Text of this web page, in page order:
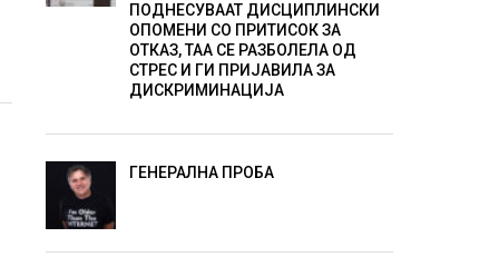
ПОДНЕСУВААТ ДИСЦИПЛИНСКИ
ОПОМЕНИ СО ПРИТИСОК ЗА
ОТКАЗ, ТАА СЕ РАЗБОЛЕЛА ОД
СТРЕС И ГИ ПРИЈАВИЛА ЗА
ДИСКРИМИНАЦИЈА
ГЕНЕРАЛНА ПРОБА